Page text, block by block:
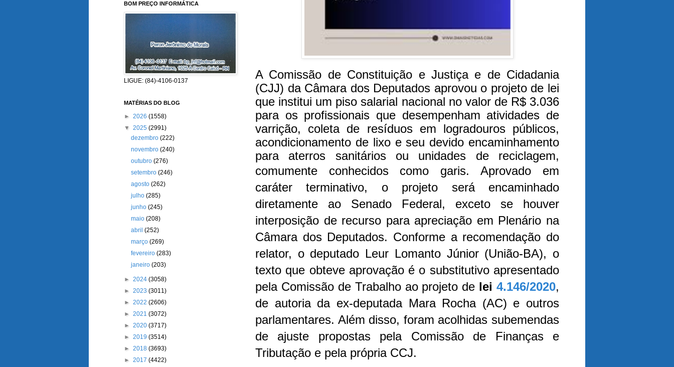
A Comissão de Constituição e Justiça e de Cidadania
(CJJ) da Câmara dos Deputados aprovou o projeto de lei
que institui um piso salarial nacional no valor de R$ 3.036
para os profissionais que desempenham atividades de
varrição, coleta de resíduos em logradouros públicos,
acondicionamento de lixo e seu devido encaminhamento
para aterros sanitários ou unidades de reciclagem,
comumente conhecidos como garis.Aprovado em
caráter terminativo, o projeto será encaminhado
diretamente ao Senado Federal, exceto se houver
interposição de recurso para apreciação em Plenário na
Câmara dos Deputados. Conforme a recomendação do
relator, o deputado Leur Lomanto Júnior (União-BA), o
texto que obteve aprovação é o substitutivo apresentado
pela Comissão de Trabalho ao projeto de lei 4.146/2020,
de autoria da ex-deputada Mara Rocha (AC) e outros
parlamentares. Além disso, foram acolhidas subemendas
de ajuste propostas pela Comissão de Finanças e
Tributação e pela própria CCJ.
BOM PREÇO INFORMÁTICA
LIGUE: (84)-4106-0137
MATÉRIAS DO BLOG
► 2026 (1558)
▼ 2025 (2991)
dezembro(222)
novembro(240)
outubro(276)
setembro(246)
agosto(262)
julho(285)
junho(245)
maio(208)
abril(252)
março(269)
fevereiro(283)
janeiro(203)
► 2024 (3058)
► 2023 (3011)
► 2022 (2606)
► 2021 (3072)
► 2020 (3717)
► 2019 (3514)
► 2018 (3693)
► 2017 (4422)